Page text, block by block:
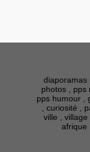
diaporamas
photos , pps
pps humour ,
, curiosité ,
ville ,
afrique